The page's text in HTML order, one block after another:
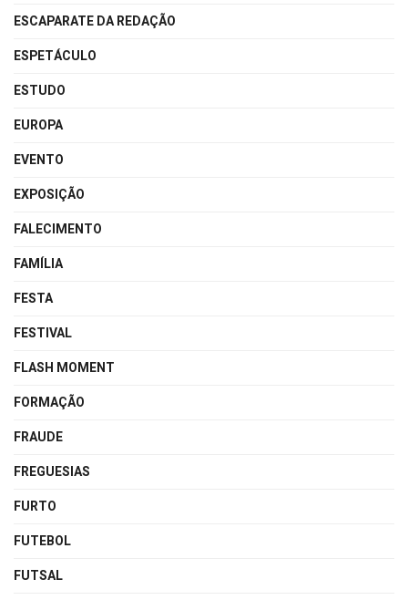
ESCAPARATE DA REDAÇÃO
ESPETÁCULO
ESTUDO
EUROPA
EVENTO
EXPOSIÇÃO
FALECIMENTO
FAMÍLIA
FESTA
FESTIVAL
FLASH MOMENT
FORMAÇÃO
FRAUDE
FREGUESIAS
FURTO
FUTEBOL
FUTSAL